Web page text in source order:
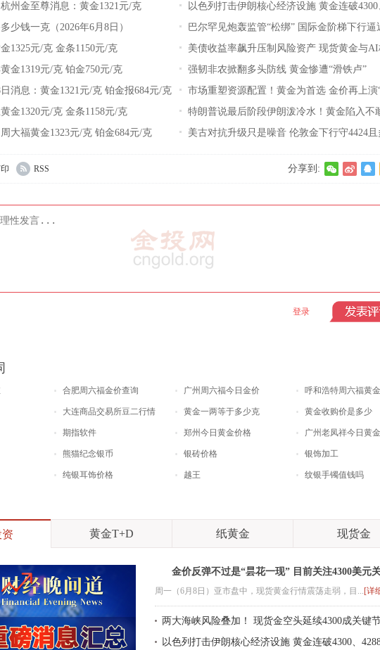
州金至尊消息：黄金1321元/克
少钱一克（2026年6月8日）
1325元/克 金条1150元/克
金1319元/克 铂金750元/克
消息：黄金1321元/克 铂金报684元/克
金1320元/克 金条1158元/克
大福黄金1323元/克 铂金684元/克
以色列打击伊朗核心经济设施 黄金连破4300
巴尔罕见炮轰监管“松绑” 国际金阶梯下行逼
美债收益率飙升压制风险资产 现货黄金与
承压强韧非农掀翻多头防线 黄金惨遭“滑铁卢”
市场重塑资源配置！黄金为首选 金价再上演
特朗普说最后阶段伊朗泼冷水！黄金陷入不
大涨尴尬整理期
美古对抗升级只是噪音 伦敦金下行守4424且
RSS 分享到:
登录
合肥周六福金价查询 广州周六福今日金价 呼和浩特周六福黄金
大连商品交易所豆二行情 黄金一两等于多少克 黄金收购价是多少
期指软件 郑州今日黄金价格 广州老凤祥今日黄
熊猫纪念银币 银砖价格 银饰加工
纯银耳饰价格 越王 纹银手镯值钱吗
黄金T+D 纸黄金 现货金
金价反弹不过是“昙花一现” 目前关注4300美元
周一（6月8日）亚市盘中，现货黄金行情震荡走弱，目...[详
两大海峡风险叠加！ 现货金空头延续4300成关键
以色列打击伊朗核心经济设施 黄金连破4300、4288